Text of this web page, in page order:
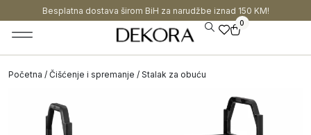
Besplatna dostava širom BiH za narudžbe iznad 150 KM!
0
Početna / Čišćenje i spremanje / Stalak za obuću